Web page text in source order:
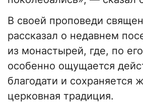
В своей проповеди
рассказал о недавнем
из монастырей, где, по
особенно ощущается
благодати и сохраняется
церковная традиция.